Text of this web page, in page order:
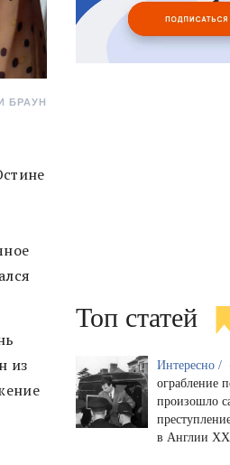
БРАУН
из
Топ статей
Интересно /
ограбление
произошло
в Англии XX